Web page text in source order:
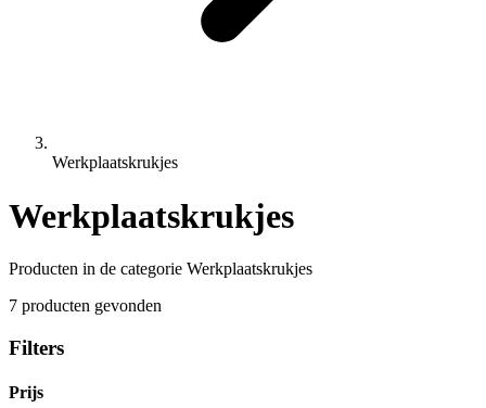
Werkplaatskrukjes
Werkplaatskrukjes
Producten in de categorie Werkplaatskrukjes
7 producten gevonden
Filters
Prijs